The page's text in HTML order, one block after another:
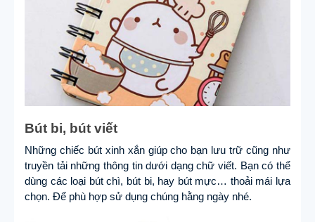
Bút bi, bút viết
Những chiếc bút xinh xắn giúp cho bạn lưu trữ cũng như
truyền tải những thông tin dưới dạng chữ viết. Bạn có thể
dùng các loại bút chì, bút bi, hay bút mực… thoải mái lựa
chọn. Để phù hợp sử dụng chúng hằng ngày nhé.